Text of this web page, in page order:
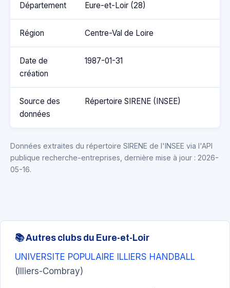
Département Eure-et-Loir (28)
Région Centre-Val de Loire
Date de
création
1987-01-31
Source des
données
Répertoire SIRENE (INSEE)
Données extraites du répertoire SIRENE de l'INSEE via l'API
publique recherche-entreprises, dernière mise à jour : 2026-
05-16.
📚 Autres clubs du Eure-et-Loir
UNIVERSITE POPULAIRE ILLIERS HANDBALL
(Illiers-Combray)